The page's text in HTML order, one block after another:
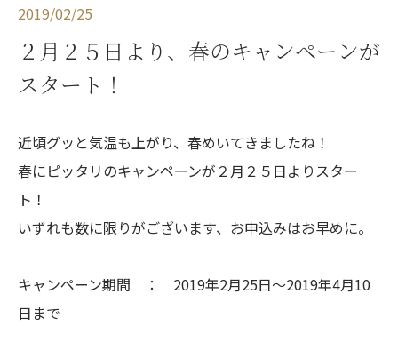
2019/02/25
２月２５日より、春のキャンペーンが
スタート！
近頃グッと気温も上がり、春めいてきましたね！
春にピッタリのキャンペーンが２月２５日よりスター
ト！
いずれも数に限りがございます、お申込みはお早めに。
キャンペーン期間 ： 2019年2月25日～2019年4月10
日まで